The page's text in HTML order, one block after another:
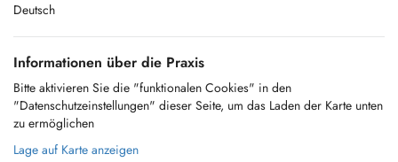
Deutsch
Informationen über die Praxis
Bitte aktivieren Sie die "funktionalen Cookies" in den
"Datenschutzeinstellungen" dieser Seite, um das Laden der Karte unten
zu ermöglichen
Lage auf Karte anzeigen